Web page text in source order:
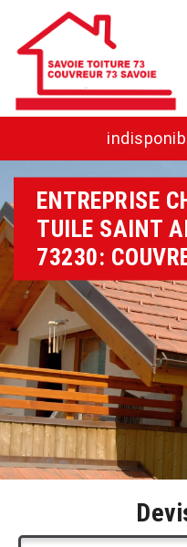
ENTREPRISE
TUILE SAINT
73230: